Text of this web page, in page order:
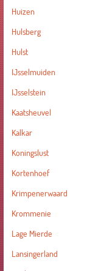
Huizen
Hulsberg
Hulst
IJsselmuiden
IJsselstein
Kaatsheuvel
Kalkar
Koningslust
Kortenhoef
Krimpenerwaard
Krommenie
Lage Mierde
Lansingerland